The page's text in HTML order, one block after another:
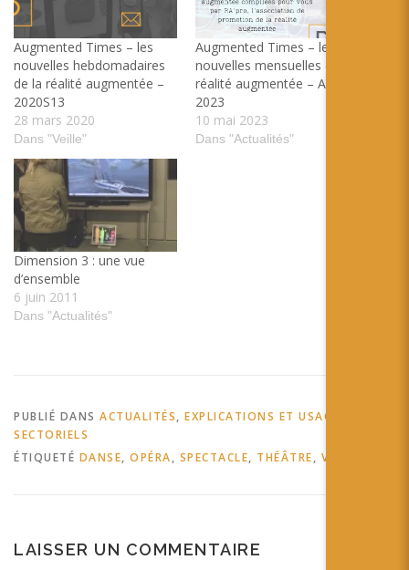
Augmented Times – les
nouvelles hebdomadaires
de la réalité augmentée –
2020S13
28 mars 2020
Dans "Veille"
Augmented Times – les
nouvelles mensuelles de la
réalité augmentée – Avril
2023
10 mai 2023
Dans "Actualités"
Dimension 3 : une vue
d’ensemble
6 juin 2011
Dans "Actualités"
PUBLIÉ DANS ACTUALITÉS, EXPLICATIONS ET USAGES
SECTORIELS
ÉTIQUETÉ DANSE, OPÉRA, SPECTACLE, THÉÂTRE, VIVANT
LAISSER UN COMMENTAIRE